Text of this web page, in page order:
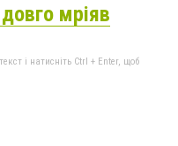
мріяв
і натисніть Ctrl + Enter, щоб